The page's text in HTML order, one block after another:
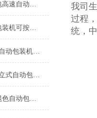
颗粒拼豆补充包24连包高速自动包装机生产厂家
食品颗粒小立式自动包装机可按需定制
颗粒智能100克辣木籽自动包装机产品简介
颗粒燕麦片背封100克立式自动包装机工厂生产
颗粒连包拼豆24头不混色自动包装机定制
我司
过程
统，